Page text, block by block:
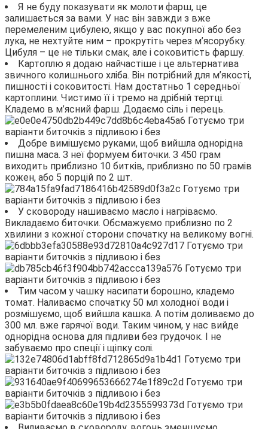
Я не буду показувати як молоти фарш, це
залишається за вами. У нас він завжди з вже
перемеленим цибулею, якщо у вас покупної або без
лука, не нехтуйте ним – прокрутіть через м’ясорубку.
Цибуля – це не тільки смак, але і соковитість фаршу.
Картоплю я додаю найчастіше і це альтернатива
звичного колишнього хліба. Він потрібний для м’якості,
пишності і соковитості. Нам достатньо 1 середньої
картоплини. Чистимо її і тремо на дрібній тертці.
Кладемо в м’ясний фарш. Додаємо сіль і перець.
Добре вимішуємо руками, щоб вийшла однорідна
пишна маса. З неї формуем биточки. З 450 грам
виходить приблизно 10 битків, приблизно по 50 грамів
кожен, або 5 порцій по 2 шт.
У сковороду нашиваємо масло і нагріваємо.
Викладаємо биточки. Обсмажуємо приблизно по 2
хвилини з кожної сторони спочатку на великому вогні.
Тим часом у чашку насипати борошно, кладемо
томат. Наливаємо спочатку 50 мл холодної води і
розмішуємо, щоб вийшла кашка. А потім доливаємо до
300 мл. вже гарячої води. Таким чином, у нас вийде
однорідна основа для підливи без грудочок. І не
забуваємо про спеції і щіпку солі.